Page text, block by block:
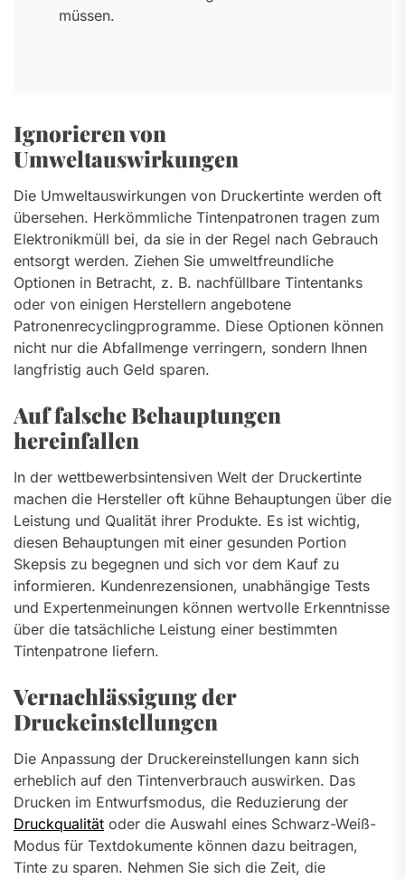
müssen.
Ignorieren von
Umweltauswirkungen
Die Umweltauswirkungen von Druckertinte werden oft
übersehen. Herkömmliche Tintenpatronen tragen zum
Elektronikmüll bei, da sie in der Regel nach Gebrauch
entsorgt werden. Ziehen Sie umweltfreundliche
Optionen in Betracht, z. B. nachfüllbare Tintentanks
oder von einigen Herstellern angebotene
Patronenrecyclingprogramme. Diese Optionen können
nicht nur die Abfallmenge verringern, sondern Ihnen
langfristig auch Geld sparen.
Auf falsche Behauptungen
hereinfallen
In der wettbewerbsintensiven Welt der Druckertinte
machen die Hersteller oft kühne Behauptungen über die
Leistung und Qualität ihrer Produkte. Es ist wichtig,
diesen Behauptungen mit einer gesunden Portion
Skepsis zu begegnen und sich vor dem Kauf zu
informieren. Kundenrezensionen, unabhängige Tests
und Expertenmeinungen können wertvolle Erkenntnisse
über die tatsächliche Leistung einer bestimmten
Tintenpatrone liefern.
Vernachlässigung der
Druckeinstellungen
Die Anpassung der Druckereinstellungen kann sich
erheblich auf den Tintenverbrauch auswirken. Das
Drucken im Entwurfsmodus, die Reduzierung der
Druckqualität oder die Auswahl eines Schwarz-Weiß-
Modus für Textdokumente können dazu beitragen,
Tinte zu sparen. Nehmen Sie sich die Zeit, die